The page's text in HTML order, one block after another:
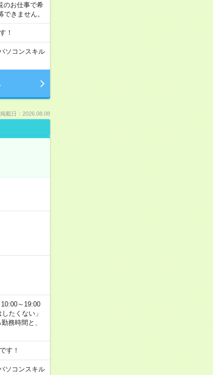
のお仕事で希
きません。
！
ソコンスキル
掲載日：2026.08.08
～19:00
たくない」
務時間と、
す！
ソコンスキル